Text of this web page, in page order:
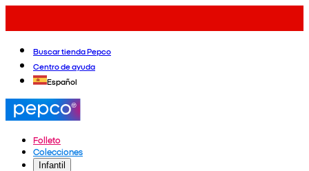
Buscar tienda Pepco
Centro de ayuda
Español
Folleto
Colecciones
Infantil